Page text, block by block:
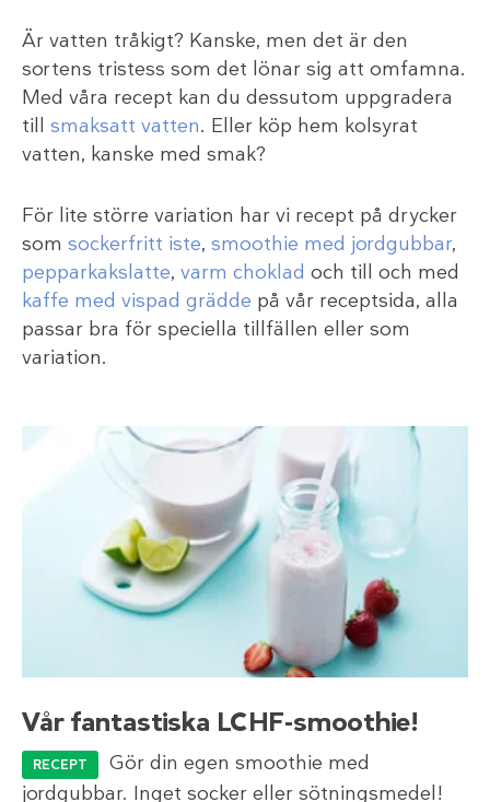
Är vatten tråkigt? Kanske, men det är den
sortens tristess som det lönar sig att omfamna.
Med våra recept kan du dessutom uppgradera
till smaksatt vatten. Eller köp hem kolsyrat
vatten, kanske med smak?
För lite större variation har vi recept på drycker
som sockerfritt iste, smoothie med jordgubbar,
pepparkakslatte, varm choklad och till och med
kaffe med vispad grädde på vår receptsida, alla
passar bra för speciella tillfällen eller som
variation.
Vår fantastiska LCHF-smoothie!
RECEPT
Gör din egen smoothie med
jordgubbar. Inget socker eller sötningsmedel!